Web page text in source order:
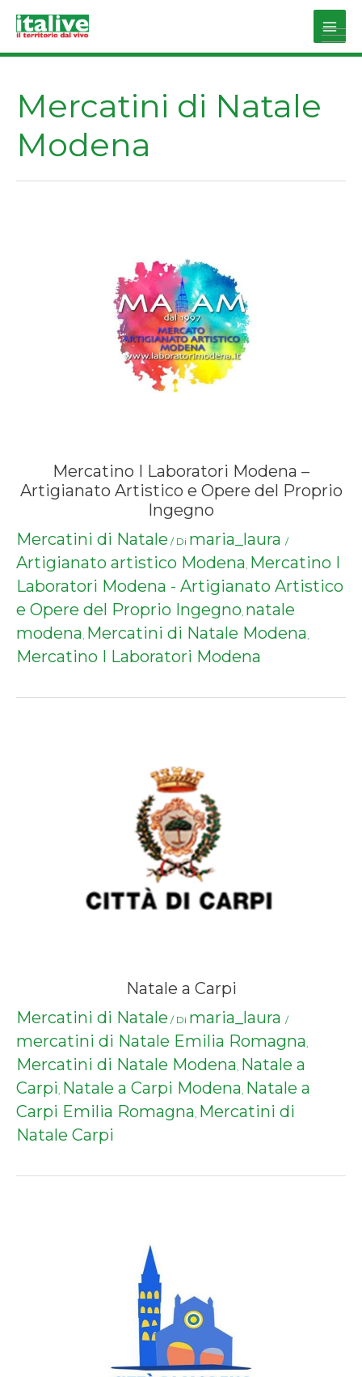
Main
Mercatini di Natale
Modena
Mercatino I Laboratori Modena –
Artigianato Artistico e Opere del Proprio
Ingegno
Mercatini di Natale / Di maria_laura /
Artigianato artistico Modena, Mercatino I
Laboratori Modena - Artigianato Artistico
e Opere del Proprio Ingegno, natale
modena, Mercatini di Natale Modena,
Mercatino I Laboratori Modena
Natale a Carpi
Mercatini di Natale / Di maria_laura /
mercatini di Natale Emilia Romagna,
Mercatini di Natale Modena, Natale a
Carpi, Natale a Carpi Modena, Natale a
Carpi Emilia Romagna, Mercatini di
Natale Carpi